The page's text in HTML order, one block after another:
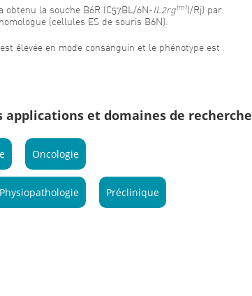
obtenu la souche B6R (C57BL/6N-IL2rgtm1)/Rj) par
(cellules ES de souris B6N).
élevée en mode consanguin et le phénotype est
applications et domaines de recherche
Oncologie
Préclinique